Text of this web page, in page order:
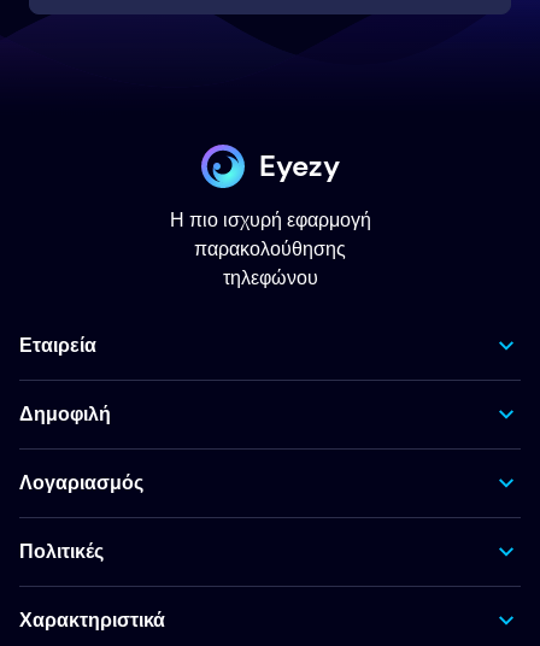
Eyezy
Η πιο ισχυρή εφαρμογή
παρακολούθησης
τηλεφώνου
Εταιρεία
Δημοφιλή
Λογαριασμός
Πολιτικές
Χαρακτηριστικά